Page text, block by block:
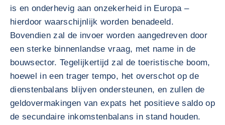
is en onderhevig aan onzekerheid in Europa –
hierdoor waarschijnlijk worden benadeeld.
Bovendien zal de invoer worden aangedreven door
een sterke binnenlandse vraag, met name in de
bouwsector. Tegelijkertijd zal de toeristische boom,
hoewel in een trager tempo, het overschot op de
dienstenbalans blijven ondersteunen, en zullen de
geldovermakingen van expats het positieve saldo op
de secundaire inkomstenbalans in stand houden.